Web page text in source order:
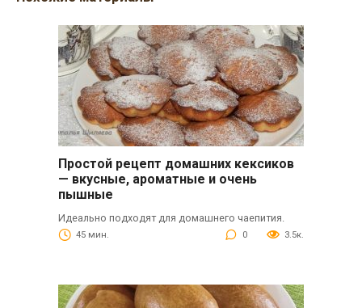
Простой рецепт домашних кексиков
— вкусные, ароматные и очень
пышные
Идеально подходят для домашнего чаепития.
45 мин. 0 3.5к.